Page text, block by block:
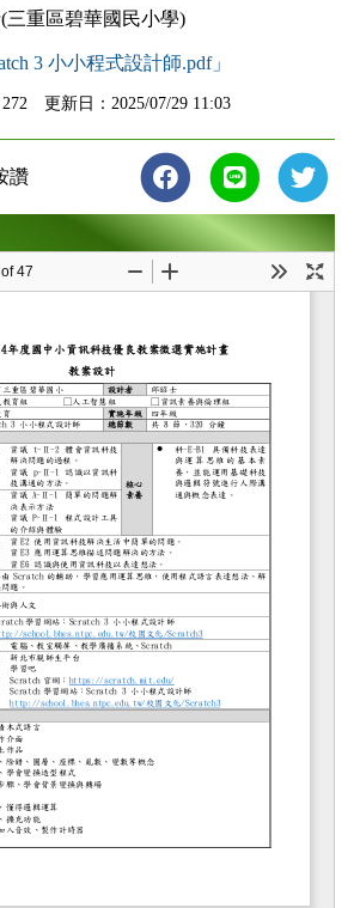
三重區碧華國民小學)
3 小小程式設計師.pdf」
更新日：2025/07/29 11:03
讚